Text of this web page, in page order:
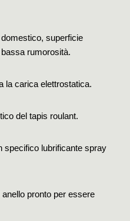
superficie
rumorosità.
la carica elettrostatica.
del tapis roulant.
specifico lubrificante spray
pronto per essere